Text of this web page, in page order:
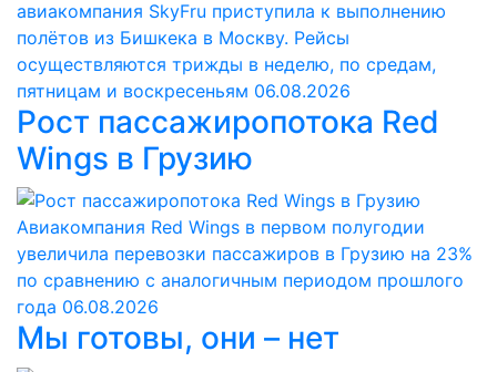
авиакомпания SkyFru приступила к выполнению
полётов из Бишкека в Москву. Рейсы
осуществляются трижды в неделю, по средам,
пятницам и воскресеньям 06.08.2026
Рост пассажиропотока Red
Wings в Грузию
Авиакомпания Red Wings в первом полугодии
увеличила перевозки пассажиров в Грузию на 23%
по сравнению с аналогичным периодом прошлого
года 06.08.2026
Мы готовы, они – нет